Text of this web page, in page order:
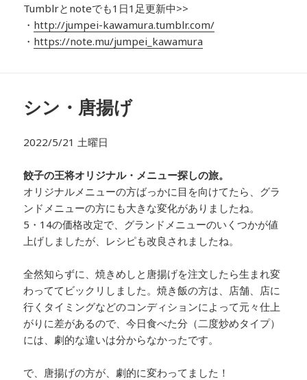
Tumblrとnoteでも1日1足更新中>>
・ http://jumpei-kawamura.tumblr.com/
・ https://note.mu/jumpei_kawamura
シン・唐揚げ
2022/5/21 土曜日
餃子の王将オリジナル・メニュー探しの旅。
オリジナルメニューの方ばっかに目を向けてたら、グラ
ンドメニューの方にも大きな変化がありましたね。
5・14の価格改定で、グランドメニューのいくつかが値
上げしましたが、レシピも改良されましたね。
全然知らずに、焼きめしと唐揚げを注文したら生まれ変
わっててビックリしました。焼き飯の方は、店舗、店に
行くタイミングなどのコンディションによって元々仕上
がりに差があるので、今日食べた分（二度炒めタイプ）
には、劇的な違いは分からなかったです。
で、唐揚げの方が、劇的に変わってました！